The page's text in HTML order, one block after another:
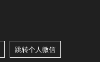
跳转个人微信